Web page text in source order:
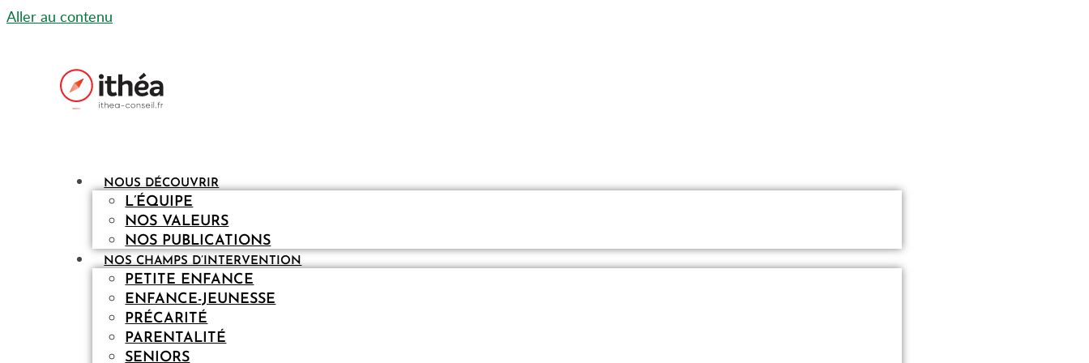
Aller au contenu
NOUS DÉCOUVRIR
L’ÉQUIPE
NOS VALEURS
NOS PUBLICATIONS
NOS CHAMPS D’INTERVENTION
PETITE ENFANCE
ENFANCE-JEUNESSE
PRÉCARITÉ
PARENTALITÉ
SENIORS